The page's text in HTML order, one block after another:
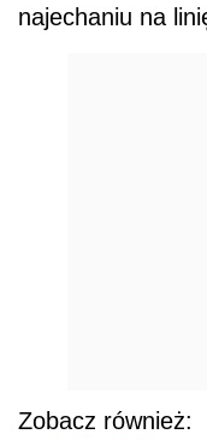
najechaniu na
Zobacz również: